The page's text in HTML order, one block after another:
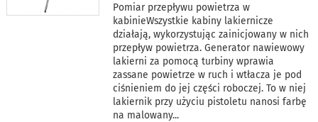
Pomiar przepływu powietrza w
kabinieWszystkie kabiny lakiernicze
działają, wykorzystując zainicjowany w nich
przepływ powietrza. Generator nawiewowy
lakierni za pomocą turbiny wprawia
zassane powietrze w ruch i wtłacza je pod
ciśnieniem do jej części roboczej. To w niej
lakiernik przy użyciu pistoletu nanosi farbę
na malowany...